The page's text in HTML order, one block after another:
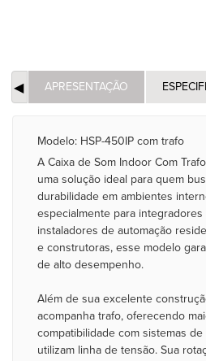
APRESENTAÇÃO
Modelo: HSP-450IP com trafo
A Caixa de Som Indoor Com
uma solução ideal para quem
durabilidade em ambientes
especialmente para
instaladores de automação
e construtoras, esse modelo
de alto desempenho.
Além de sua excelente
acompanha trafo, oferecendo
compatibilidade com sistemas
utilizam linha de tensão. Sua